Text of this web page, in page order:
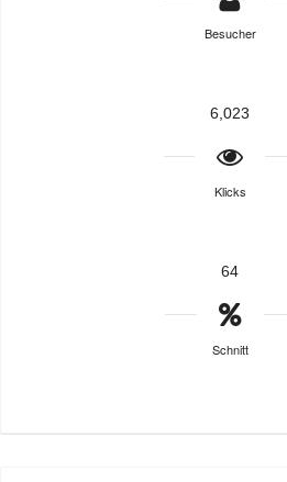
Besucher
6,023
Klicks
64
Schnitt